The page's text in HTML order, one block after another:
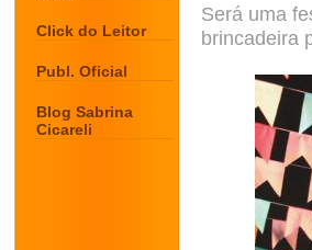
Click do Leitor
Publ. Oficial
Blog Sabrina
Cicareli
Será uma
brincadeira